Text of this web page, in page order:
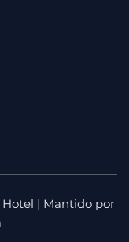
| Mantido por